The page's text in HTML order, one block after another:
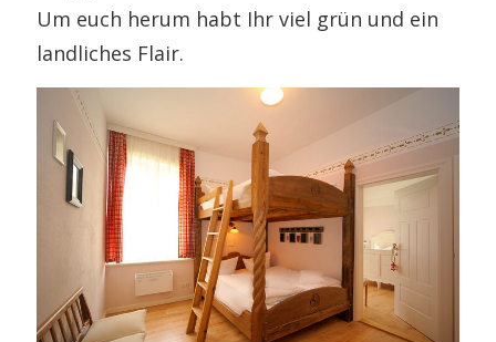
Um euch herum habt Ihr viel grün und ein
landliches Flair.